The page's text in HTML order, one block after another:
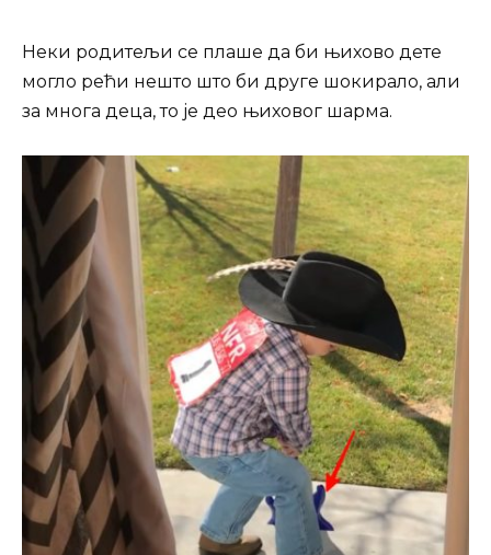
Неки родитељи се плаше да би њихово дете
могло рећи нешто што би друге шокирало, али
за многа деца, то је део њиховог шарма.